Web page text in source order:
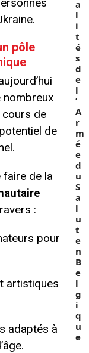
pôle
nombreux
de
de
de la
:
pour
artistiques
adaptés à
a
l
i
t
é
s
d
e
l
’
A
r
m
é
e
d
u
S
a
l
u
t
e
n
B
e
l
g
i
q
u
e